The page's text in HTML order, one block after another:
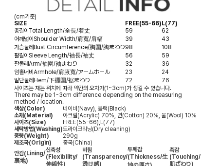
(cm기준)
SIZE
FREE(55-66) L(77)
총길이 Total Length/全長/着丈 59
62
어깨넓이 Shoulder Width/肩寬/肩幅 39
43
가슴둘레 Bust Circumference/胸圍/胸まわり98
108
팔길이 Sleeve Length/袖長/袖丈 56
59
팔둘레 Arm/袖圍/袖まわり 32
36
암홀너비 Armhole/肩腋寬/アームホール 23
24
밑단둘레 Hem/下擺圍/裾まわり 72
76
사이즈는 재는 위치에 따라 약간의 오차가(1~3cm)가 생길 수 있습니다.
There may be 1~3cm difference depending on the measuring
method / location.
색상(Color)
네이비(Navy), 블랙(Black)
소재(Material)
아크릴(Acrylic) 70%, 면(Cotton) 20%, 울(Wool) 10%
사이즈(Size)
FREE(55-66),L(77)
세탁방법(Washing)드라이크리닝(Dry cleaning)
중량(Weight)
290g
제조국(Origin)
중국(China)
안감(Lining/
裏地)
신축성
(Flexibility/
伸縮性)
비침
(Transparency/
透け感)
두께감
(Thickness/生
촉감
(Touching/
肌ざわり)